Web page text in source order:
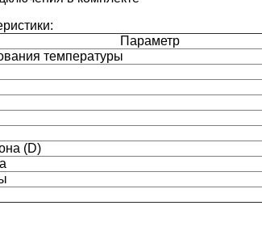
Параметр
температуры
(D)